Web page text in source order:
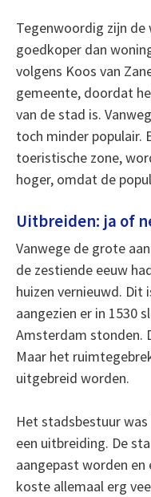
Tegenwoordig zijn
goedkoper dan
volgens Koos van
gemeente, doordat
van de stad is.
toch minder populair.
toeristische zone,
hoger, omdat de
Uitbreiden: ja of
Vanwege de grote
de zestiende eeuw
huizen vernieuwd. Dit
aangezien er in 1530
Amsterdam stonden.
Maar het
uitgebreid worden.
Het stadsbestuur
een uitbreiding. De
aangepast worden
koste allemaal erg